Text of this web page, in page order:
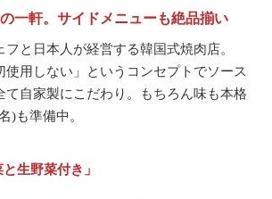
一軒。サイドメニューも絶品揃い
と日本人が経営する韓国式焼肉店。
使用しない」というコンセプトでソース
て自家製にこだわり。もちろん味も本格
)も準備中。
生野菜付き」